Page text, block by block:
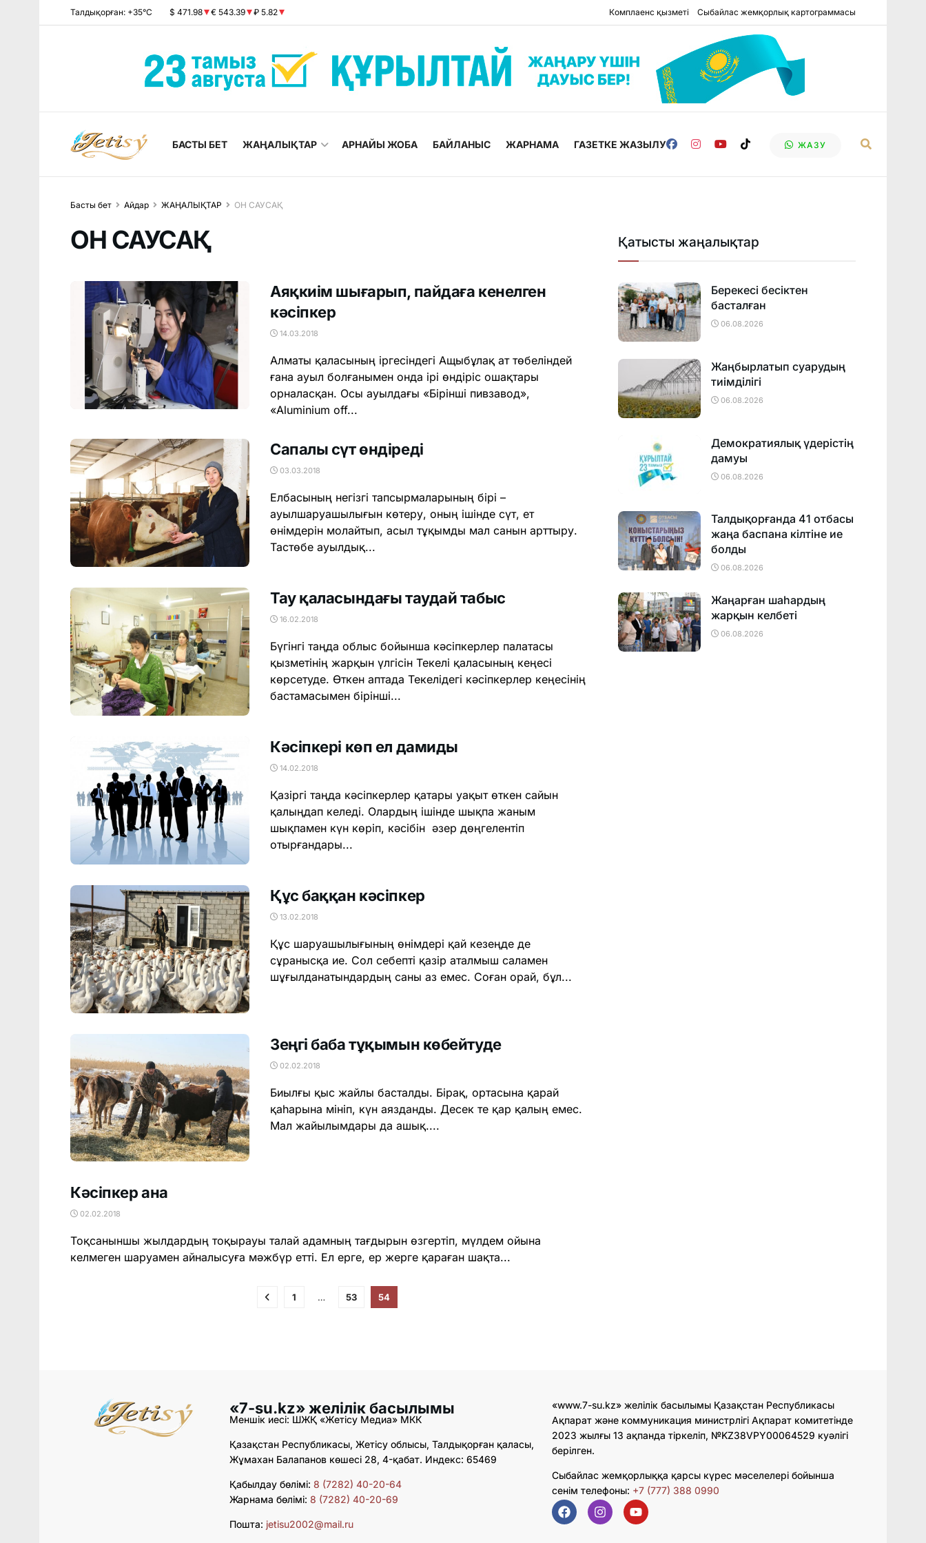
Талдықорған: +35°C $ 471.98 € 543.39 ₽ 5.82 Комплаенс қызметі Сыбайлас жемқорлық картограммасы
БАСТЫ БЕТ ЖАҢАЛЫҚТАР АРНАЙЫ ЖОБА БАЙЛАНЫС ЖАРНАМА ГАЗЕТКЕ ЖАЗЫЛУ ЖАЗУ
Басты бет Айдар ЖАҢАЛЫҚТАР ОН САУСАҚ
ОН САУСАҚ
Аяқкиім шығарып, пайдаға кенелген
кәсіпкер
14.03.2018
Алматы қаласының іргесіндегі Ащыбұлақ ат төбеліндей
ғана ауыл болғанымен онда ірі өндіріс ошақтары
орналасқан. Осы ауылдағы «Бірінші пивзавод»,
«Аluminium оff...
Сапалы сүт өндіреді
03.03.2018
Елбасының негізгі тапсырмаларының бірі –
ауылшаруашылығын көтеру, оның ішінде сүт, ет
өнімдерін молайтып, асыл тұқымды мал санын арттыру.
Тастөбе ауылдық...
Тау қаласындағы таудай табыс
16.02.2018
Бүгінгі таңда облыс бойынша кәсіпкерлер палатасы
қызметінің жарқын үлгісін Текелі қаласының кеңесі
көрсетуде. Өткен аптада Текелідегі кәсіпкерлер кеңесінің
бастамасымен бірінші...
Кәсіпкері көп ел дамиды
14.02.2018
Қазіргі таңда кәсіпкерлер қатары уақыт өткен сайын
қалыңдап келеді. Олардың ішінде шықпа жаным
шықпамен күн көріп, кәсібін әзер дөңгелентіп
отырғандары...
Құс баққан кәсіпкер
13.02.2018
Құс шаруашылығының өнімдері қай кезеңде де
сұранысқа ие. Сол себепті қазір аталмыш саламен
шұғылданатындардың саны аз емес. Соған орай, бұл...
Зеңгі баба тұқымын көбейтуде
02.02.2018
Биылғы қыс жайлы басталды. Бірақ, ортасына қарай
қаһарына мініп, күн аязданды. Десек те қар қалың емес.
Мал жайылымдары да ашық....
Кәсіпкер ана
02.02.2018
Тоқсаныншы жылдардың тоқырауы талай адамның тағдырын өзгертіп, мүлдем ойына
келмеген шаруамен айналысуға мәжбүр етті. Ел ерге, ер жерге қараған шақта...
1 … 53 54
Қатысты жаңалықтар
Берекесі бесіктен
басталған
06.08.2026
Жаңбырлатып суарудың
тиімділігі
06.08.2026
Демократиялық үдерістің
дамуы
06.08.2026
Талдықорғанда 41 отбасы
жаңа баспана кілтіне ие
болды
06.08.2026
Жаңарған шаһардың
жарқын келбеті
06.08.2026
«7-su.kz» желілік басылымы
Меншік иесі: ШЖҚ «Жетісу Медиа» МКК
Қазақстан Республикасы, Жетісу облысы, Талдықорған қаласы,
Жұмахан Балапанов көшесі 28, 4-қабат. Индекс: 65469
Қабылдау бөлімі: 8 (7282) 40-20-64
Жарнама бөлімі: 8 (7282) 40-20-69
Пошта: jetisu2002@mail.ru
«www.7-su.kz» желілік басылымы Қазақстан Республикасы
Ақпарат және коммуникация министрлігі Ақпарат комитетінде
2023 жылғы 13 ақпанда тіркеліп, №KZ38VPY00064529 куәлігі
берілген.
Сыбайлас жемқорлыққа қарсы күрес мәселелері бойынша
сенім телефоны: +7 (777) 388 0990